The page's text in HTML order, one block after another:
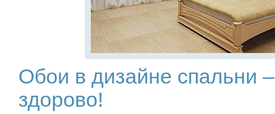
Обои в дизайне спальни
здорово!